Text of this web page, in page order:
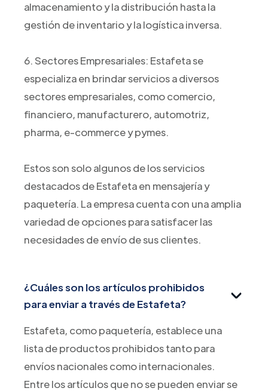
almacenamiento y la distribución hasta la
gestión de inventario y la logística inversa.
6. Sectores Empresariales: Estafeta se
especializa en brindar servicios a diversos
sectores empresariales, como comercio,
financiero, manufacturero, automotriz,
pharma, e-commerce y pymes.
Estos son solo algunos de los servicios
destacados de Estafeta en mensajería y
paquetería. La empresa cuenta con una amplia
variedad de opciones para satisfacer las
necesidades de envío de sus clientes.
¿Cuáles son los artículos prohibidos
para enviar a través de Estafeta?
Estafeta, como paquetería, establece una
lista de productos prohibidos tanto para
envíos nacionales como internacionales.
Entre los artículos que no se pueden enviar se